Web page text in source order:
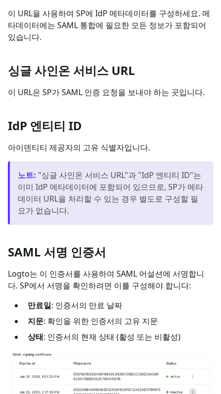
이 URL을 사용하여 SP에 IdP 메타데이터를 구성하세요. 메
타데이터에는 SAML 통합에 필요한 모든 정보가 포함되어
있습니다.
싱글 사인온 서비스 URL
이 URL은 SP가 SAML 인증 요청을 보내야 하는 곳입니다.
IdP 엔티티 ID
아이덴티티 제공자의 고유 식별자입니다.
노트: "싱글 사인온 서비스 URL"과 "IdP 엔티티 ID"는
이미 IdP 메타데이터에 포함되어 있으므로, SP가 메타
데이터 URL을 처리할 수 있는 경우 별도로 구성할 필
요가 없습니다.
SAML 서명 인증서
Logto는 이 인증서를 사용하여 SAML 어설션에 서명합니
다. SP에서 서명을 확인하려면 이를 구성해야 합니다:
만료일: 인증서의 만료 날짜
지문: 확인을 위한 인증서의 고유 지문
상태: 인증서의 현재 상태 (활성 또는 비활성)